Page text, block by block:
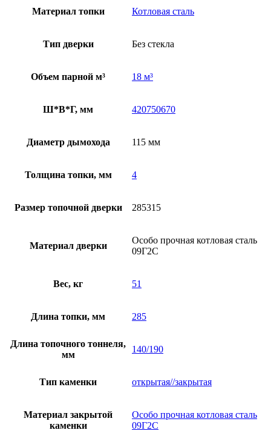
Материал топки Котловая сталь
Тип дверки Без стекла
Объем парной м³ 18 м³
Ш*В*Г, мм 420750670
Диаметр дымохода 115 мм
Толщина топки, мм 4
Размер топочной дверки 285315
Материал дверки
Особо прочная котловая сталь
09Г2С
Вес, кг 51
Длина топки, мм 285
Длина топочного тоннеля,
мм
140/190
Тип каменки открытая//закрытая
Материал закрытой
каменки
Особо прочная котловая сталь
09Г2С